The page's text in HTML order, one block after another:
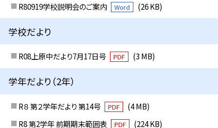
R80919学校説明会のご案内
Word (26 KB)
学校だより
R08上原中だより7月17日号 PDF (3 MB)
学年だより（2年）
R８ 第２学年だより 第14号 PDF
(4 MB)
R8 第2学年 前期期末範囲表
PDF
(224 KB)